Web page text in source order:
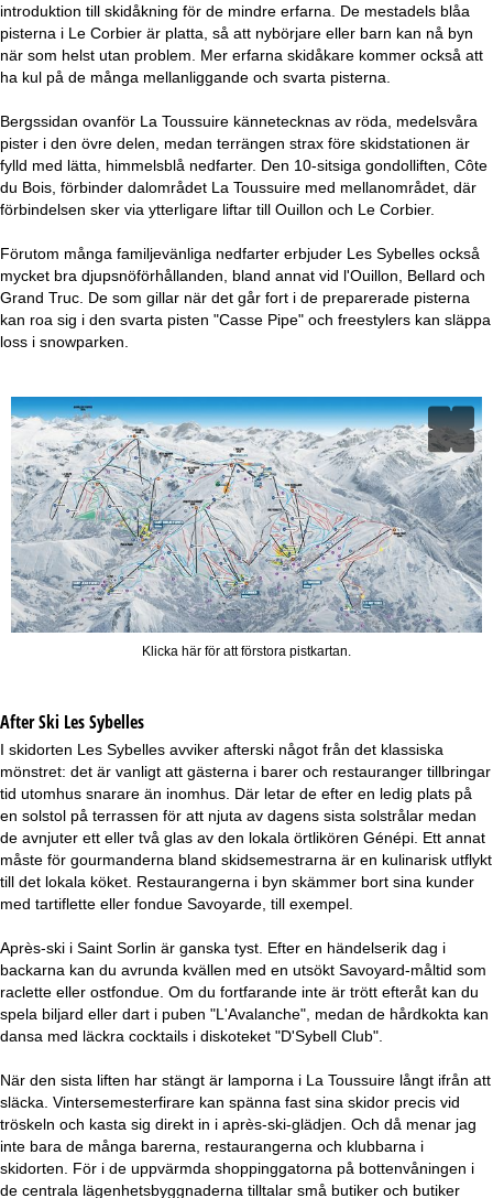
introduktion till skidåkning för de mindre erfarna. De mestadels blåa
pisterna i Le Corbier är platta, så att nybörjare eller barn kan nå byn
när som helst utan problem. Mer erfarna skidåkare kommer också att
ha kul på de många mellanliggande och svarta pisterna.
Bergssidan ovanför La Toussuire kännetecknas av röda, medelsvåra
pister i den övre delen, medan terrängen strax före skidstationen är
fylld med lätta, himmelsblå nedfarter. Den 10-sitsiga gondolliften, Côte
du Bois, förbinder dalområdet La Toussuire med mellanområdet, där
förbindelsen sker via ytterligare liftar till Ouillon och Le Corbier.
Förutom många familjevänliga nedfarter erbjuder Les Sybelles också
mycket bra djupsnöförhållanden, bland annat vid l'Ouillon, Bellard och
Grand Truc. De som gillar när det går fort i de preparerade pisterna
kan roa sig i den svarta pisten "Casse Pipe" och freestylers kan släppa
loss i snowparken.
Klicka här för att förstora pistkartan.
After Ski Les Sybelles
I skidorten Les Sybelles avviker afterski något från det klassiska
mönstret: det är vanligt att gästerna i barer och restauranger tillbringar
tid utomhus snarare än inomhus. Där letar de efter en ledig plats på
en solstol på terrassen för att njuta av dagens sista solstrålar medan
de avnjuter ett eller två glas av den lokala örtlikören Génépi. Ett annat
måste för gourmanderna bland skidsemestrarna är en kulinarisk utflykt
till det lokala köket. Restaurangerna i byn skämmer bort sina kunder
med tartiflette eller fondue Savoyarde, till exempel.
Après-ski i Saint Sorlin är ganska tyst. Efter en händelserik dag i
backarna kan du avrunda kvällen med en utsökt Savoyard-måltid som
raclette eller ostfondue. Om du fortfarande inte är trött efteråt kan du
spela biljard eller dart i puben "L'Avalanche", medan de hårdkokta kan
dansa med läckra cocktails i diskoteket "D'Sybell Club".
När den sista liften har stängt är lamporna i La Toussuire långt ifrån att
släcka. Vintersemesterfirare kan spänna fast sina skidor precis vid
tröskeln och kasta sig direkt in i après-ski-glädjen. Och då menar jag
inte bara de många barerna, restaurangerna och klubbarna i
skidorten. För i de uppvärmda shoppinggatorna på bottenvåningen i
de centrala lägenhetsbyggnaderna tilltalar små butiker och butiker